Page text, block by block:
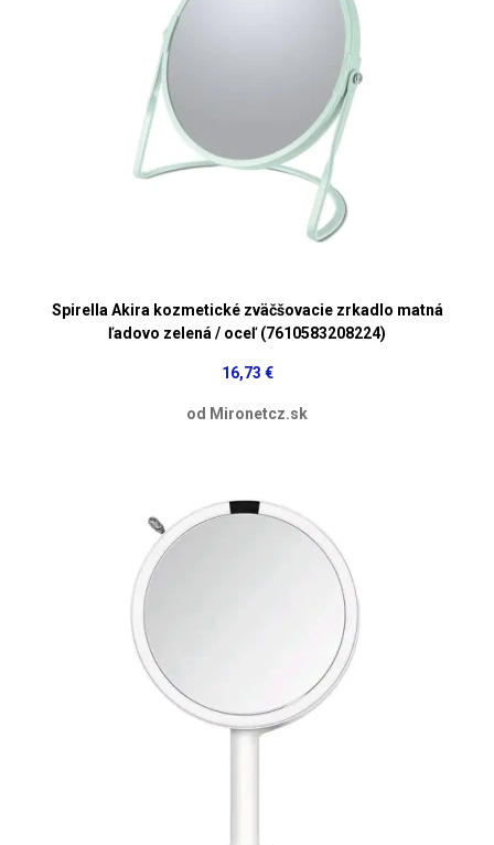
Spirella Akira kozmetické zväčšovacie zrkadlo matná
ľadovo zelená / oceľ (7610583208224)
16,73 €
od Mironetcz.sk